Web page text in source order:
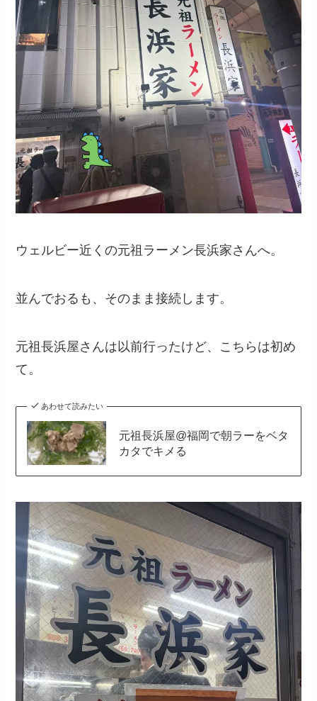
ウェルビー近くの元祖ラーメン長浜家さんへ。
並んでおるも、そのまま接続します。
元祖長浜屋さんは以前行ったけど、こちらは初め
て。
あわせて読みたい
元祖長浜屋@福岡で朝ラーをベタ
カタでキメる